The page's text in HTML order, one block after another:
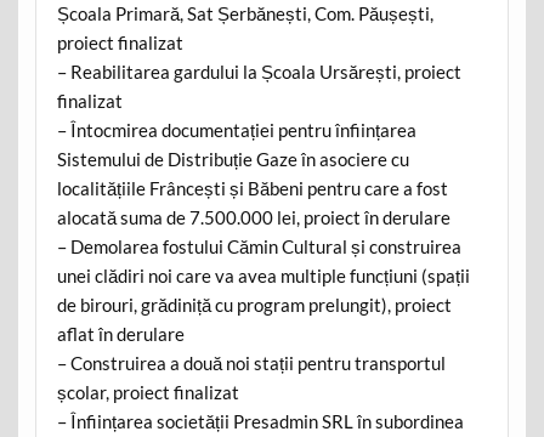
Școala Primară, Sat Șerbănești, Com. Păușești,
proiect finalizat
– Reabilitarea gardului la Școala Ursărești, proiect
finalizat
– Întocmirea documentației pentru înființarea
Sistemului de Distribuție Gaze în asociere cu
localitățiile Frâncești și Băbeni pentru care a fost
alocată suma de 7.500.000 lei, proiect în derulare
– Demolarea fostului Cămin Cultural și construirea
unei clădiri noi care va avea multiple funcțiuni (spații
de birouri, grădiniță cu program prelungit), proiect
aflat în derulare
– Construirea a două noi stații pentru transportul
școlar, proiect finalizat
– Înființarea societății Presadmin SRL în subordinea